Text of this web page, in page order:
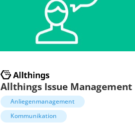
Allthings Issue Management
Anliegenmanagement
Kommunikation